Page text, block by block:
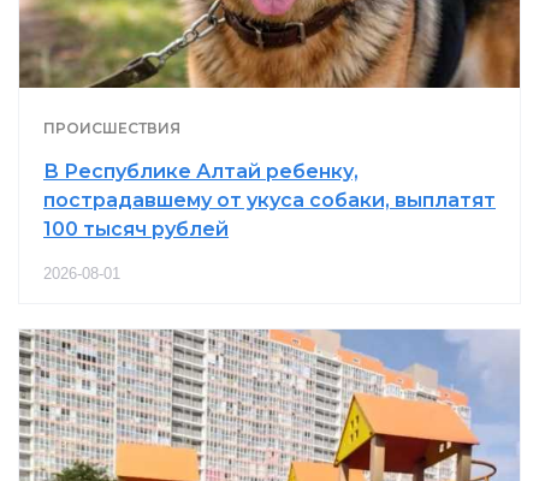
ПРОИСШЕСТВИЯ
В Республике Алтай ребенку,
пострадавшему от укуса собаки, выплатят
100 тысяч рублей
2026-08-01